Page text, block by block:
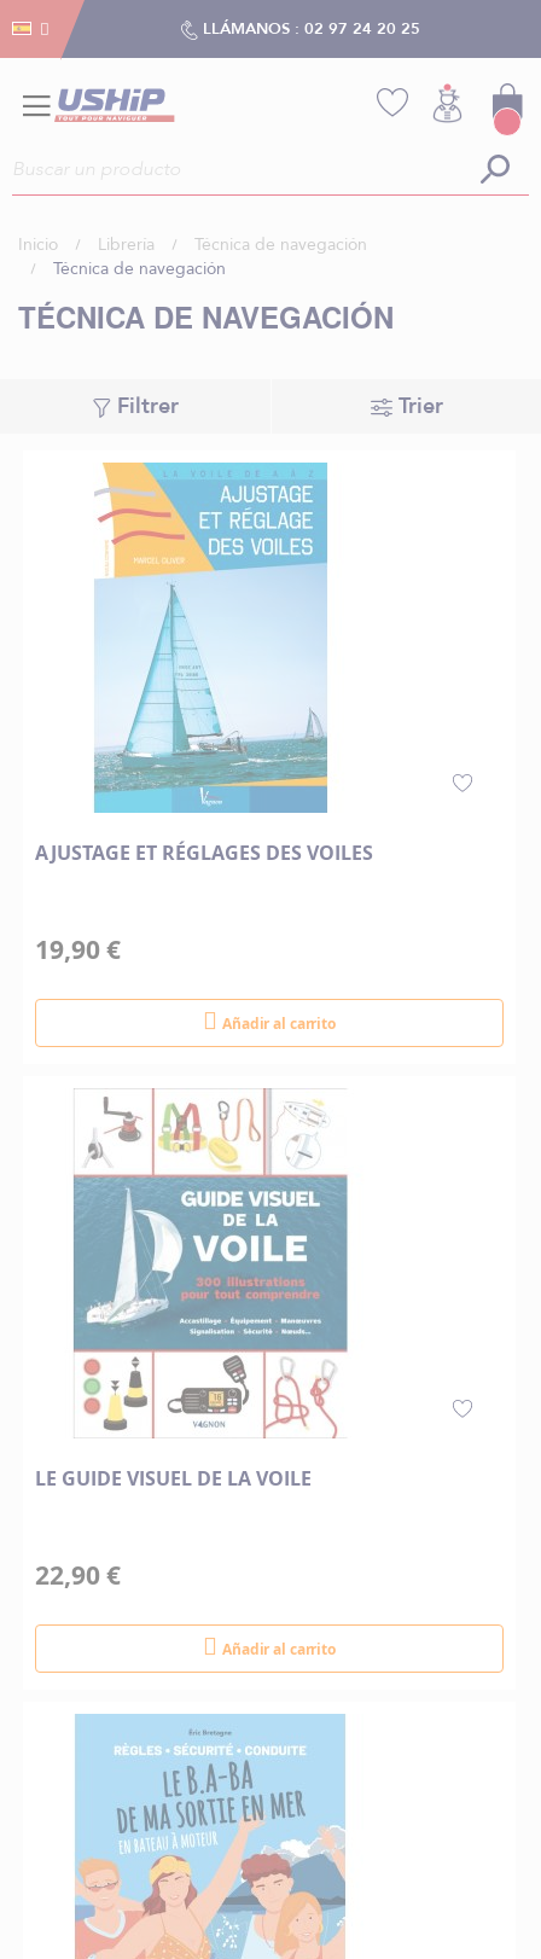
LLÁMANOS : 02 97 24 20 25
Inicio Librería
Técnica de navegación
Técnica de navegación
TÉCNICA DE NAVEGACIÓN
Filtrer Trier
AJUSTAGE ET RÉGLAGES DES VOILES
19,90 €
Añadir al carrito
LE GUIDE VISUEL DE LA VOILE
22,90 €
Añadir al carrito
Gestión de cookies
Gestión de cookies